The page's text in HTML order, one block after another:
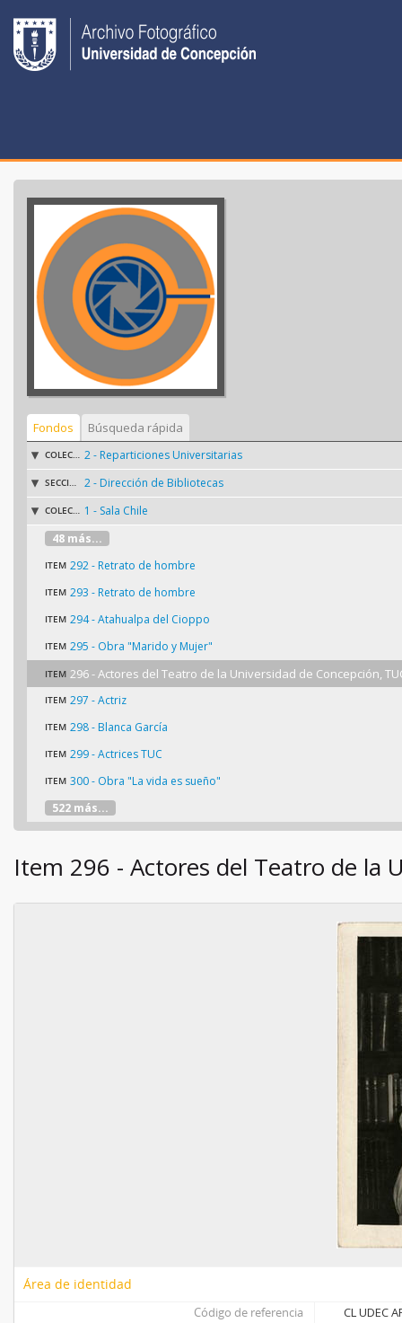
Fondos Búsqueda rápida
COLECCIÓN 2 - Reparticiones Universitarias
SECCIÓN 2 - Dirección de Bibliotecas
COLECCIÓN 1 - Sala Chile
48 más...
ITEM 292 - Retrato de hombre
ITEM 293 - Retrato de hombre
ITEM 294 - Atahualpa del Cioppo
ITEM 295 - Obra "Marido y Mujer"
ITEM 296 - Actores del Teatro de la Universidad de Concepción,
ITEM 297 - Actriz
ITEM 298 - Blanca García
ITEM 299 - Actrices TUC
ITEM 300 - Obra "La vida es sueño"
522 más...
Item 296 - Actores del Teatro de la
Área de identidad
Código de referencia
CL UDEC